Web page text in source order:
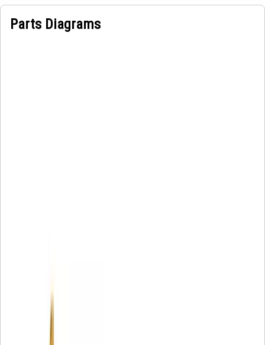
Parts Diagrams